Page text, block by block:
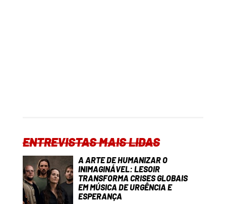
ENTREVISTAS MAIS LIDAS
A ARTE DE HUMANIZAR O
INIMAGINÁVEL: LESOIR
TRANSFORMA CRISES GLOBAIS
EM MÚSICA DE URGÊNCIA E
ESPERANÇA